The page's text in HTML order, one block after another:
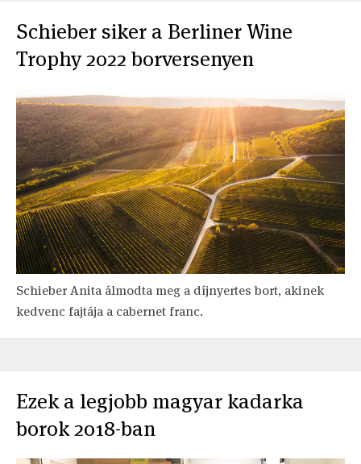
Schieber siker a Berliner Wine
Trophy 2022 borversenyen
Schieber Anita álmodta meg a díjnyertes bort, akinek
kedvenc fajtája a cabernet franc.
Ezek a legjobb magyar kadarka
borok 2018-ban